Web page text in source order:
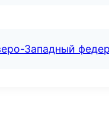
Западный